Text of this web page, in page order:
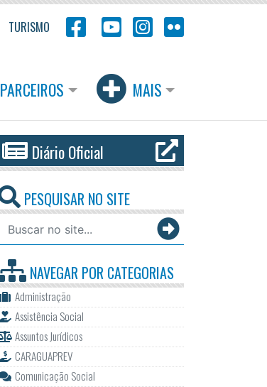
TURISMO
PARCEIROS MAIS
Diário Oficial
PESQUISAR NO SITE
NAVEGAR PORCATEGORIAS
Administração
Assistência Social
Assuntos Jurídicos
CARAGUAPREV
Comunicação Social